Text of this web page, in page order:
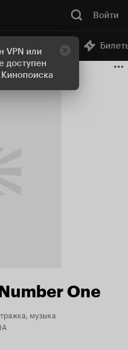
VPN или
доступен
Кинопоиска
Войти
Онлайн-кинотеатр
One
музыка